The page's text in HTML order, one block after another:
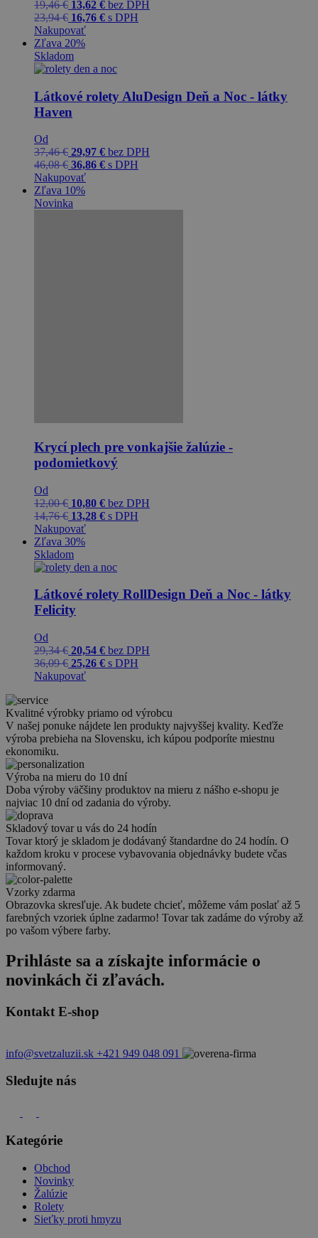
19,46€ 13,62 € bez DPH
23,94€ 16,76 € s DPH
Nakupovať
Zľava 20%
Skladom
Látkové rolety AluDesign Deň a Noc - látky
Haven
Od
37,46€ 29,97 € bez DPH
46,08€ 36,86 € s DPH
Nakupovať
Zľava 10%
Novinka
Krycí plech pre vonkajšie žalúzie -
podomietkový
Od
12,00€ 10,80 € bez DPH
14,76€ 13,28 € s DPH
Nakupovať
Zľava 30%
Skladom
Látkové rolety RollDesign Deň a Noc - látky
Felicity
Od
29,34€ 20,54 € bez DPH
36,09€ 25,26 € s DPH
Nakupovať
Kvalitné výrobky priamo od výrobcu
V našej ponuke nájdete len produkty najvyššej kvality. Keďže
výroba prebieha na Slovensku, ich kúpou podporíte miestnu
ekonomiku.
Výroba na mieru do 10 dní
Doba výroby väčšiny produktov na mieru z nášho e-shopu je
najviac 10 dní od zadania do výroby.
Skladový tovar u vás do 24 hodín
Tovar ktorý je skladom je dodávaný štandardne do 24 hodín. O
každom kroku v procese vybavovania objednávky budete včas
informovaný.
Vzorky zdarma
Obrazovka skresľuje. Ak budete chcieť, môžeme vám poslať až 5
farebných vzoriek úplne zadarmo! Tovar tak zadáme do výroby až
po vašom výbere farby.
Prihláste sa a získajte informácie o
novinkách či zľavách.
Kontakt E-shop
info@svetzaluzii.sk +421 949 048 091
Sledujte nás
Kategórie
Obchod
Novinky
Žalúzie
Rolety
Sieťky proti hmyzu